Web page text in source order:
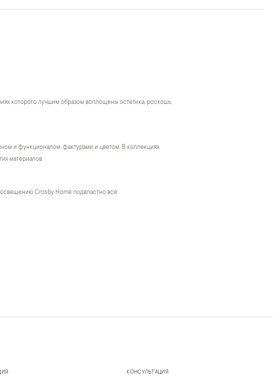
которого лучшим образом воплощены эстетика, роскошь,
и функционалом, фактурами и цветом. В коллекциях
материалов.
Crosby Home подвластно всё.
КОНСУЛЬТАЦИЯ